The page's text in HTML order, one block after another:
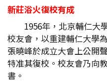
新莊浴火復校有成
1956年，北京輔仁大
校友會，以重建輔仁大學
張曉峰於成立大會上公開
特准其復校。校友會乃向
書。